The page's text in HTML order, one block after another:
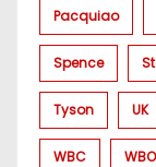
Pacquiao
Spence
Tyson UK
WBC WBO